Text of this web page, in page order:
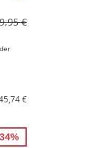
€
€